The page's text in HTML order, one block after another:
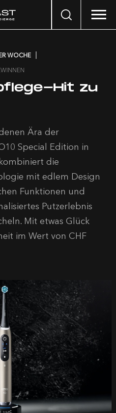
Search
WOCHE
Hit zu
Ära der
Special Edition in
die
mit edlem Design
Funktionen und
Putzerlebnis
Mit etwas Glück
im Wert von CHF